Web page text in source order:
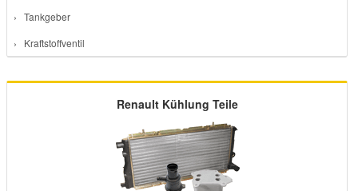
› Tankgeber
› Kraftstoffventil
Renault Kühlung Teile